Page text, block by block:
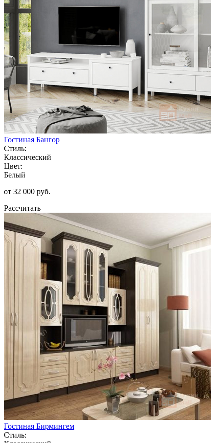
Гостиная Бангор
Стиль:
Классический
Цвет:
Белый
от 32 000 руб.
Рассчитать
Гостиная Бирмингем
Стиль: